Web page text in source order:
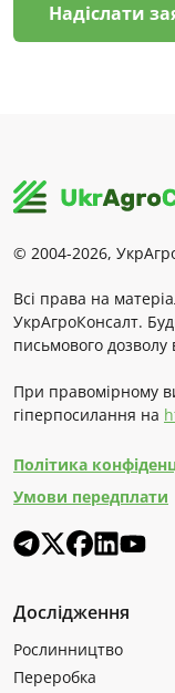
Надіслати
© 2004-2026,
Всі права на
УкрАгроКонсалт.
письмового
При правомірному
гіперпосилання на
Політика
Умови передплати
Дослідження
Рослинництво
Переробка